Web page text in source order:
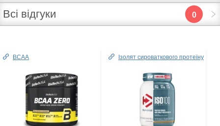
Всі відгуки 0
BCAA Ізолят сироваткового протеїну